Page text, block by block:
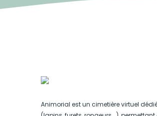
Animorial est un cimetière virtuel